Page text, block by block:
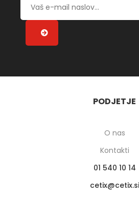
PODJETJE
O nas
Kontakti
01 540 10 14
cetix
cetix.si